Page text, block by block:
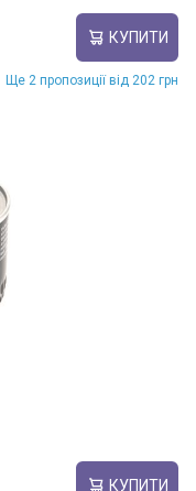
КУПИТИ
Ще 2 пропозиції від 202 грн
КУПИТИ